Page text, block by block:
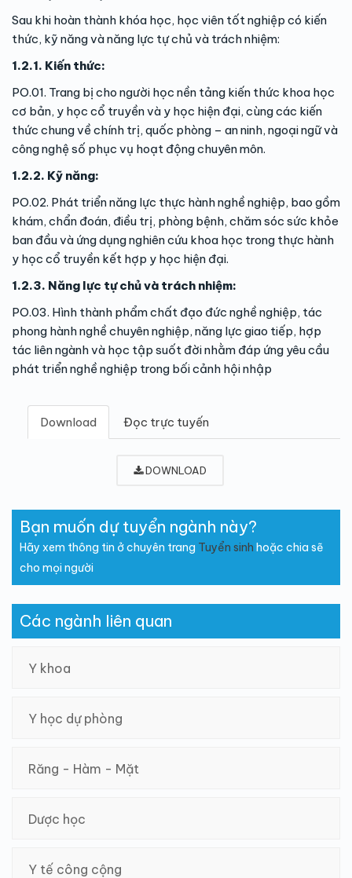
Sau khi hoàn thành khóa học, học viên tốt nghiệp có kiến
thức, kỹ năng và năng lực tự chủ và trách nhiệm:
1.2.1. Kiến thức:
PO.01. Trang bị cho người học nền tảng kiến thức khoa học
cơ bản, y học cổ truyền và y học hiện đại, cùng các kiến
thức chung về chính trị, quốc phòng – an ninh, ngoại ngữ và
công nghệ số phục vụ hoạt động chuyên môn.
1.2.2. Kỹ năng:
PO.02. Phát triển năng lực thực hành nghề nghiệp, bao gồm
khám, chẩn đoán, điều trị, phòng bệnh, chăm sóc sức khỏe
ban đầu và ứng dụng nghiên cứu khoa học trong thực hành
y học cổ truyền kết hợp y học hiện đại.
1.2.3. Năng lực tự chủ và trách nhiệm:
PO.03. Hình thành phẩm chất đạo đức nghề nghiệp, tác
phong hành nghề chuyên nghiệp, năng lực giao tiếp, hợp
tác liên ngành và học tập suốt đời nhằm đáp ứng yêu cầu
phát triển nghề nghiệp trong bối cảnh hội nhập
Download Đọc trực tuyến
DOWNLOAD
Bạn muốn dự tuyển ngành này?
Hãy xem thông tin ở chuyên trang Tuyển sinh hoặc chia sẽ
cho mọi người
Các ngành liên quan
Y khoa
Y học dự phòng
Răng - Hàm - Mặt
Dược học
Y tế công cộng